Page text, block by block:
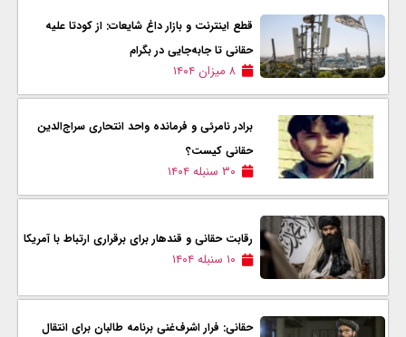
قطع اینترنت و بازار داغ شایعات: از کودتا علیه
حقانی تا جابه‌جایی در بگرام
۸ میزان ۱۴۰۴
برادر نامرئی و فرمانده واحد انتحاری سراج‌الدین
حقانی کیست؟
۳۰ سنبله ۱۴۰۴
رقابت حقانی و قندهار برای برقراری ارتباط با آمریکا
۱۰ سنبله ۱۴۰۴
حقانی: فرار اشرف‌غنی برنامه طالبان برای انتقال